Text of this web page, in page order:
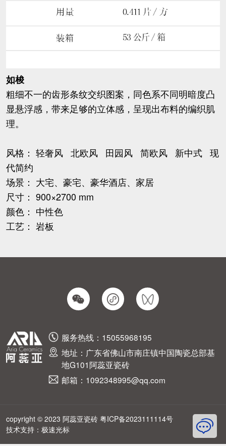
如梭
粗细不一的齿形条纹交织图案，同色系不同明暗度凸
显悬浮感，带来足够的立体感，呈现出布料的编织肌
理。
风格： 轻奢风 北欧风 田园风 简欧风 新中式 现
代简约
场景： 大宅、豪宅、豪华酒店、家居
尺寸： 900×2700 mm
颜色： 中性色
工艺： 岩板
服务热线：15055968195
地址：广东省佛山市南庄镇中国陶瓷总部基
地G101阿蕊亚瓷砖
邮箱：1092348995@qq.com
copyright © 2023 阿蕊亚瓷砖 粤ICP备2023111114号
技术支持： 极速光标